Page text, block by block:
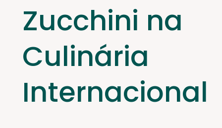
Zucchini na
Culinária
Internacional